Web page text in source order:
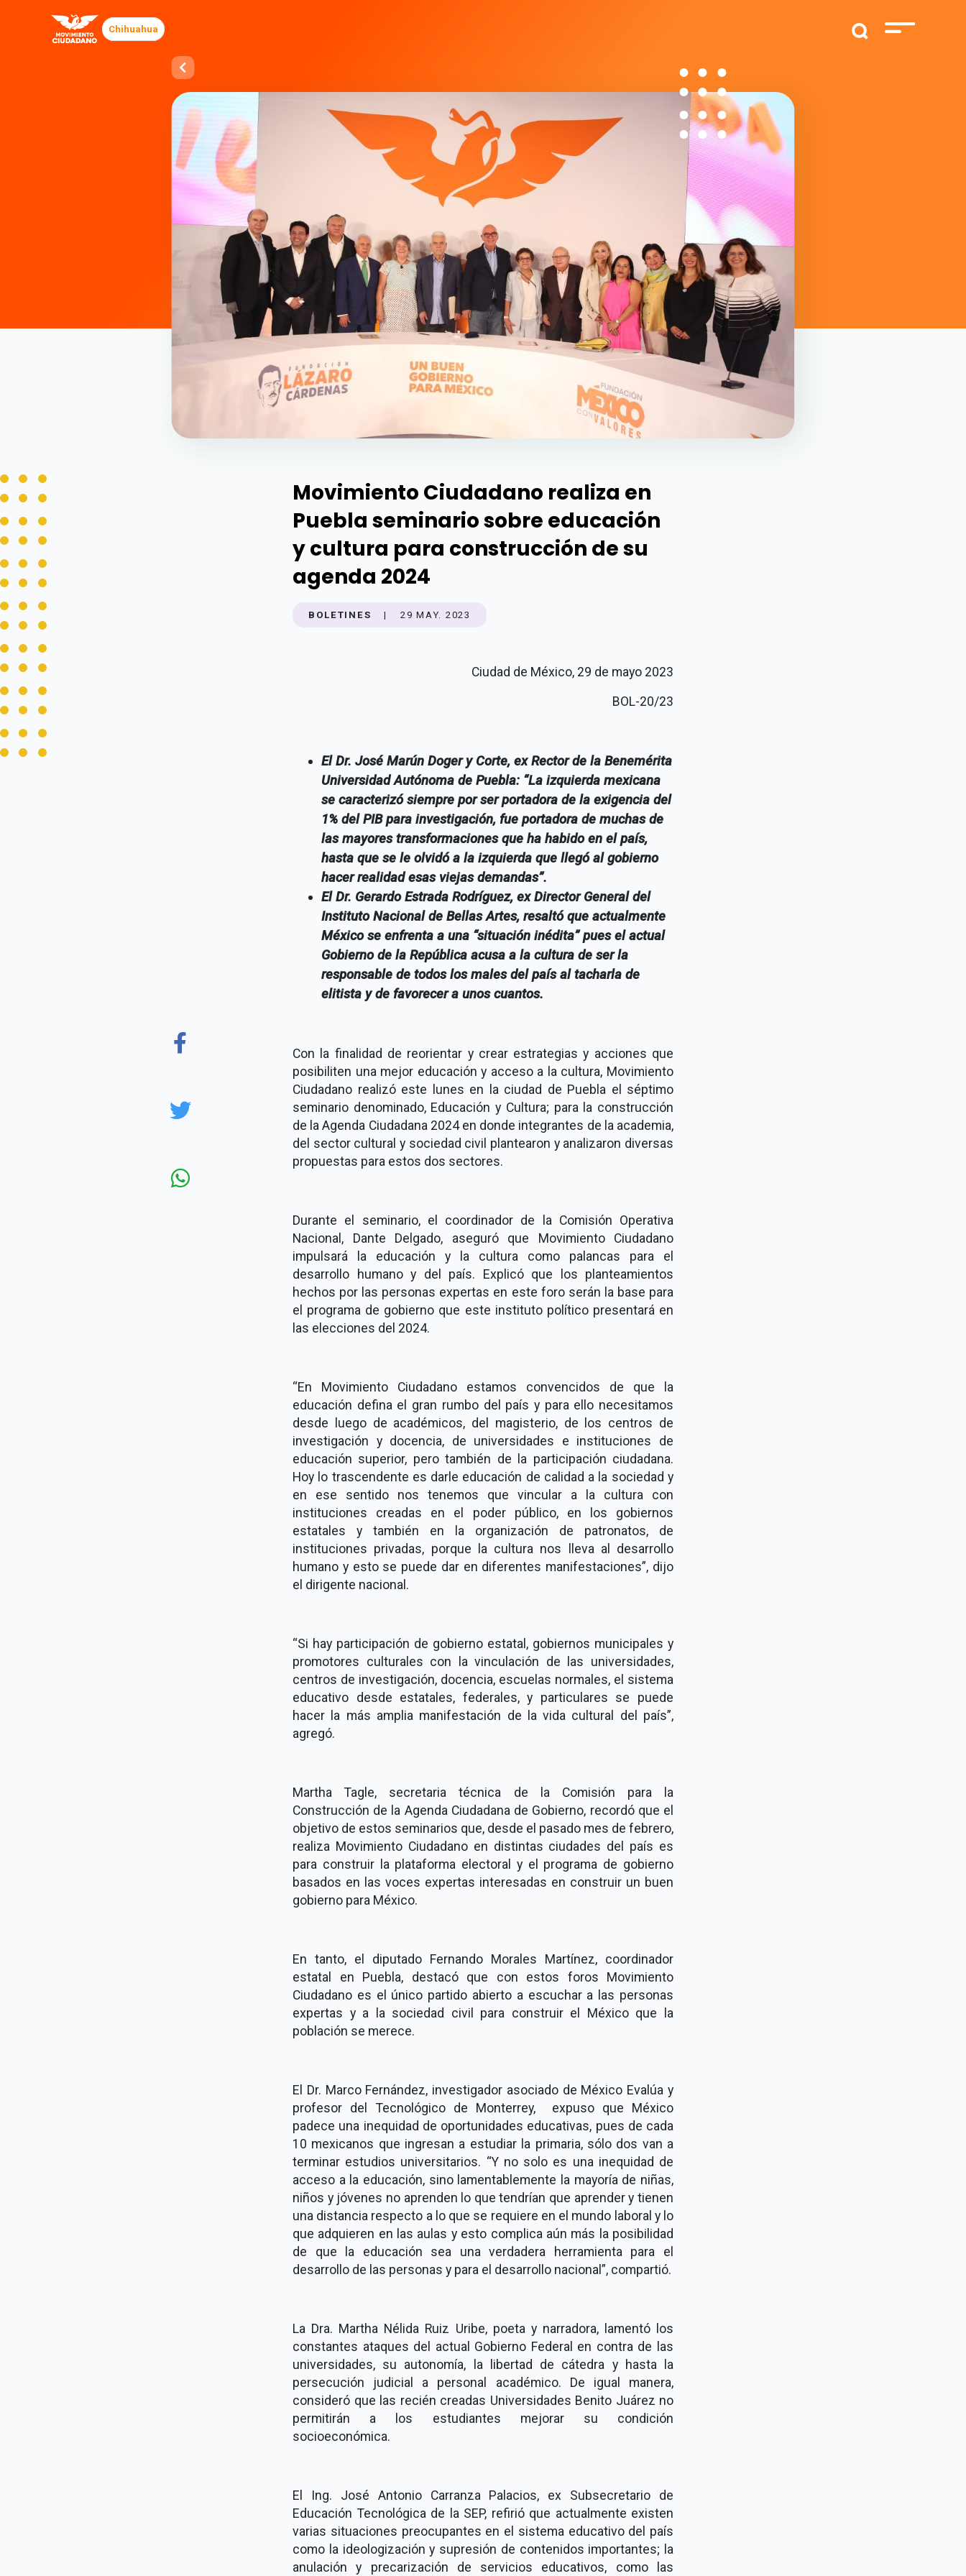
Chihuahua
Movimiento Ciudadano realiza en
Puebla seminario sobre educación
y cultura para construcción de su
agenda 2024
BOLETINES | 29 MAY. 2023
Ciudad de México, 29 de mayo 2023
BOL-20/23
El Dr. José Marún Doger y Corte, ex Rector de la Benemérita
Universidad Autónoma de Puebla: “La izquierda mexicana
se caracterizó siempre por ser portadora de la exigencia del
1% del PIB para investigación, fue portadora de muchas de
las mayores transformaciones que ha habido en el país,
hasta que se le olvidó a la izquierda que llegó al gobierno
hacer realidad esas viejas demandas”.
El Dr. Gerardo Estrada Rodríguez, ex Director General del
Instituto Nacional de Bellas Artes, resaltó que actualmente
México se enfrenta a una “situación inédita” pues el actual
Gobierno de la República acusa a la cultura de ser la
responsable de todos los males del país al tacharla de
elitista y de favorecer a unos cuantos.
Con la finalidad de reorientar y crear estrategias y acciones que
posibiliten una mejor educación y acceso a la cultura, Movimiento
Ciudadano realizó este lunes en la ciudad de Puebla el séptimo
seminario denominado, Educación y Cultura; para la construcción
de la Agenda Ciudadana 2024 en donde integrantes de la academia,
del sector cultural y sociedad civil plantearon y analizaron diversas
propuestas para estos dos sectores.
Durante el seminario, el coordinador de la Comisión Operativa
Nacional, Dante Delgado, aseguró que Movimiento Ciudadano
impulsará la educación y la cultura como palancas para el
desarrollo humano y del país. Explicó que los planteamientos
hechos por las personas expertas en este foro serán la base para
el programa de gobierno que este instituto político presentará en
las elecciones del 2024.
“En Movimiento Ciudadano estamos convencidos de que la
educación defina el gran rumbo del país y para ello necesitamos
desde luego de académicos, del magisterio, de los centros de
investigación y docencia, de universidades e instituciones de
educación superior, pero también de la participación ciudadana.
Hoy lo trascendente es darle educación de calidad a la sociedad y
en ese sentido nos tenemos que vincular a la cultura con
instituciones creadas en el poder público, en los gobiernos
estatales y también en la organización de patronatos, de
instituciones privadas, porque la cultura nos lleva al desarrollo
humano y esto se puede dar en diferentes manifestaciones”, dijo
el dirigente nacional.
“Si hay participación de gobierno estatal, gobiernos municipales y
promotores culturales con la vinculación de las universidades,
centros de investigación, docencia, escuelas normales, el sistema
educativo desde estatales, federales, y particulares se puede
hacer la más amplia manifestación de la vida cultural del país”,
agregó.
Martha Tagle, secretaria técnica de la Comisión para la
Construcción de la Agenda Ciudadana de Gobierno, recordó que el
objetivo de estos seminarios que, desde el pasado mes de febrero,
realiza Movimiento Ciudadano en distintas ciudades del país es
para construir la plataforma electoral y el programa de gobierno
basados en las voces expertas interesadas en construir un buen
gobierno para México.
En tanto, el diputado Fernando Morales Martínez, coordinador
estatal en Puebla, destacó que con estos foros Movimiento
Ciudadano es el único partido abierto a escuchar a las personas
expertas y a la sociedad civil para construir el México que la
población se merece.
El Dr. Marco Fernández, investigador asociado de México Evalúa y
profesor del Tecnológico de Monterrey, expuso que México
padece una inequidad de oportunidades educativas, pues de cada
10 mexicanos que ingresan a estudiar la primaria, sólo dos van a
terminar estudios universitarios. “Y no solo es una inequidad de
acceso a la educación, sino lamentablemente la mayoría de niñas,
niños y jóvenes no aprenden lo que tendrían que aprender y tienen
una distancia respecto a lo que se requiere en el mundo laboral y lo
que adquieren en las aulas y esto complica aún más la posibilidad
de que la educación sea una verdadera herramienta para el
desarrollo de las personas y para el desarrollo nacional”, compartió.
La Dra. Martha Nélida Ruiz Uribe, poeta y narradora, lamentó los
constantes ataques del actual Gobierno Federal en contra de las
universidades, su autonomía, la libertad de cátedra y hasta la
persecución judicial a personal académico. De igual manera,
consideró que las recién creadas Universidades Benito Juárez no
permitirán a los estudiantes mejorar su condición
socioeconómica.
El Ing. José Antonio Carranza Palacios, ex Subsecretario de
Educación Tecnológica de la SEP, refirió que actualmente existen
varias situaciones preocupantes en el sistema educativo del país
como la ideologización y supresión de contenidos importantes; la
anulación y precarización de servicios educativos, como las